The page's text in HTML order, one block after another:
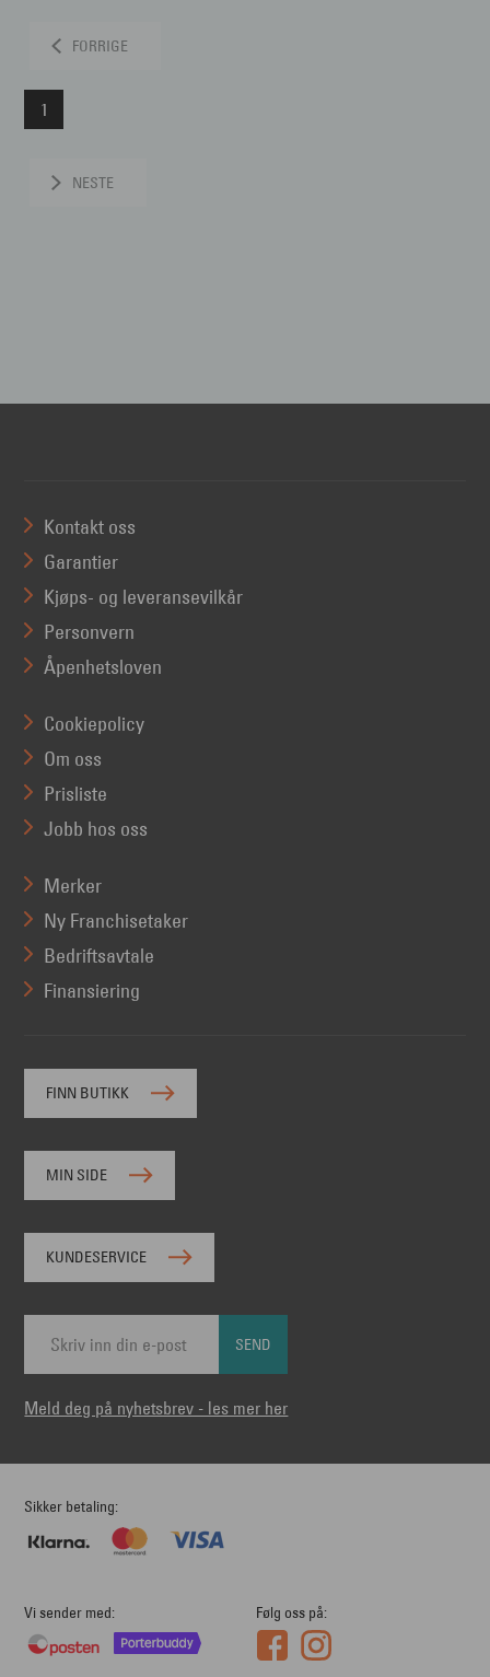
FORRIGE
1
NESTE
Kontakt oss
Garantier
Kjøps- og leveransevilkår
Personvern
Åpenhetsloven
Cookiepolicy
Om oss
Prisliste
Jobb hos oss
Merker
Ny Franchisetaker
Bedriftsavtale
Finansiering
FINN BUTIKK
MIN SIDE
KUNDESERVICE
SEND
Meld deg på nyhetsbrev - les mer her
Sikker betaling
Vi sender med Følg oss på